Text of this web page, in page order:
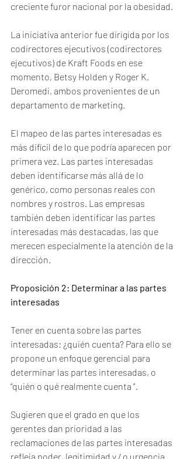
creciente furor nacional por la obesidad.
La iniciativa anterior fue dirigida por los
codirectores ejecutivos (codirectores
ejecutivos) de Kraft Foods en ese
momento, Betsy Holden y Roger K.
Deromedi, ambos provenientes de un
departamento de marketing.
El mapeo de las partes interesadas es
más difícil de lo que podría aparecen por
primera vez. Las partes interesadas
deben identificarse más allá de lo
genérico, como personas reales con
nombres y rostros. Las empresas
también deben identificar las partes
interesadas más destacadas, las que
merecen especialmente la atención de la
dirección.
Proposición 2: Determinar a las partes
interesadas
Tener en cuenta sobre las partes
interesadas: ¿quién cuenta? Para ello se
propone un enfoque gerencial para
determinar las partes interesadas, o
“quién o qué realmente cuenta ".
Sugieren que el grado en que los
gerentes dan prioridad a las
reclamaciones de las partes interesadas
refleja poder, legitimidad y / o urgencia